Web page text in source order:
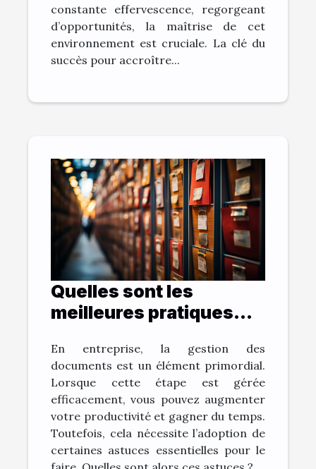
constante effervescence, regorgeant
d’opportunités, la maîtrise de cet
environnement est cruciale. La clé du
succès pour accroître...
Quelles sont les
meilleures pratiques
documents et gagner
du temps ?
En entreprise, la gestion des
documents est un élément primordial.
Lorsque cette étape est gérée
efficacement, vous pouvez augmenter
votre productivité et gagner du temps.
Toutefois, cela nécessite l’adoption de
certaines astuces essentielles pour le